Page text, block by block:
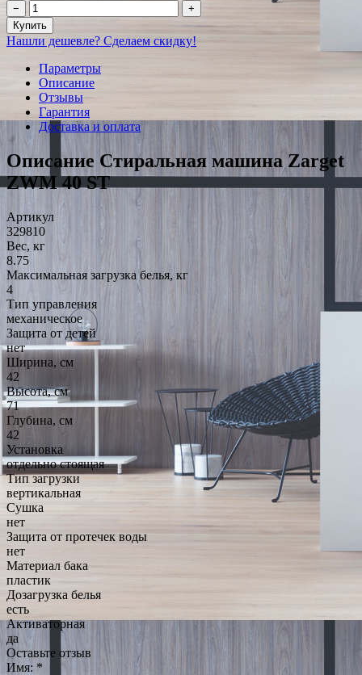
−
+
Купить
Нашли дешевле? Сделаем скидку!
Параметры
Описание
Отзывы
Гарантия
Доставка и оплата
Описание Стиральная машина Zarget
ZWM 40 ST
Артикул
329810
Вес, кг
8.75
Максимальная загрузка белья, кг
4
Тип управления
механическое
Защита от детей
нет
Ширина, см
42
Высота, см
71
Глубина, см
42
Установка
отдельно стоящая
Тип загрузки
вертикальная
Сушка
нет
Защита от протечек воды
нет
Материал бака
пластик
Дозагрузка белья
есть
Активаторная
да
Оставьте отзыв
Имя: *